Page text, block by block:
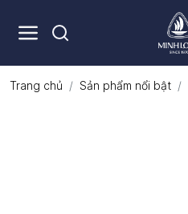
Trang chủ Sản phẩm nổi bật